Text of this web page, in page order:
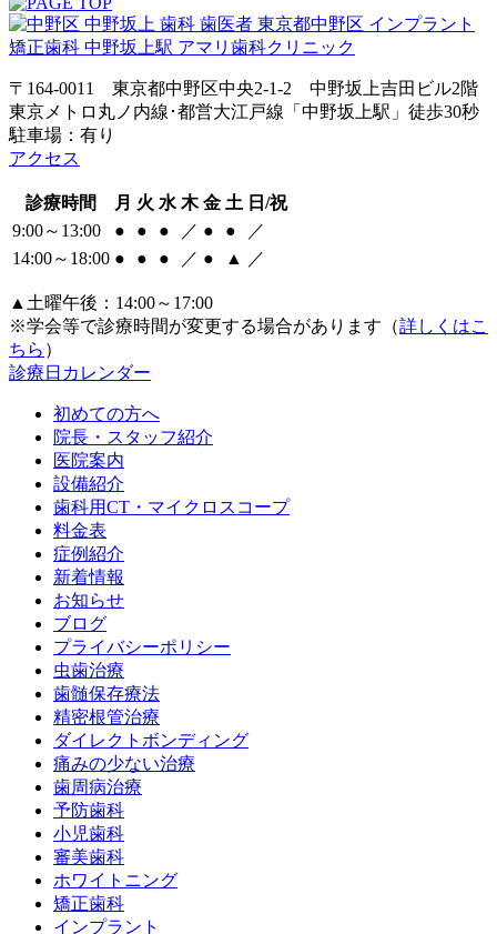
〒164-0011 東京都中野区中央2-1-2 中野坂上吉田ビル2階
東京メトロ丸ノ内線･都営大江戸線「中野坂上駅」徒歩30秒
駐車場：有り
アクセス
診療時間 月 火 水 木 金 土 日/祝
9:00～13:00
● ● ● ／ ● ●
／
14:00～18:00 ● ● ● ／ ● ▲ ／
▲土曜午後：14:00～17:00
※学会等で診療時間が変更する場合があります（詳しくはこ
ちら ）
診療日カレンダー
初めての方へ
院長・スタッフ紹介
医院案内
設備紹介
歯科用CT・マイクロスコープ
料金表
症例紹介
新着情報
お知らせ
ブログ
プライバシーポリシー
虫歯治療
歯髄保存療法
精密根管治療
ダイレクトボンディング
痛みの少ない治療
歯周病治療
予防歯科
小児歯科
審美歯科
ホワイトニング
矯正歯科
インプラント